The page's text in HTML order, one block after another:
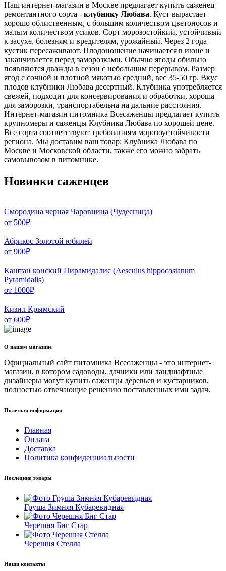
Наш интернет-магазин в Москве предлагает купить саженец
ремонтантного сорта - клубнику Любава. Куст вырастает
хорошо облиственным, с большим количеством цветоносов и
малым количеством усиков. Сорт морозостойкий, устойчивый
к засухе, болезням и вредителям, урожайный. Через 2 года
кустик пересаживают. Плодоношение начинается в июне и
заканчивается перед заморозками. Обычно ягоды обильно
появляются дважды в сезон с небольшим перерывом. Размер
ягод с сочной и плотной мякотью средний, вес 35-50 гр. Вкус
плодов клубники Любава десертный. Клубника употребляется
свежей, подходит для консервирования и обработки, хороша
для заморозки, транспортабельна на дальние расстояния.
Интернет-магазин питомника Всесаженцы предлагает купить
крупномеры и саженцы Клубника Любава по хорошей цене.
Все сорта соответствуют требованиям морозоустойчивости
региона. Мы доставим ваш товар: Клубника Любава по
Москве и Московской области, также его можно забрать
самовывозом в питомнике.
Новинки саженцев
Смородина черная Чаровница (Чудесница)
от 500₽
Абрикос Золотой юбилей
от 900₽
Каштан конский Пирамидалис (Aesculus hippocastanum
Pyramidalis)
от 1000₽
Кизил Крымский
от 600₽
О нашем магазине
Официальный сайт питомника Всесаженцы - это интернет-
магазин, в котором садоводы, дачники или ландшафтные
дизайнеры могут купить саженцы деревьев и кустарников,
полностью отвечающие решению поставленных ими задач.
Полезная информация
Главная
Оплата
Доставка
Политика конфиденциальности
Последние товары
Груша Зимняя Кубаревидная
Черешня Биг Стар
Черешня Стелла
Наши контакты